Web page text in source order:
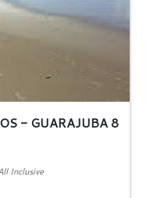
- GUARAJUBA 8
Inclusive